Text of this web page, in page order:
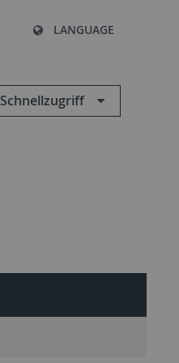
LANGUAGE
Schnellzugriff